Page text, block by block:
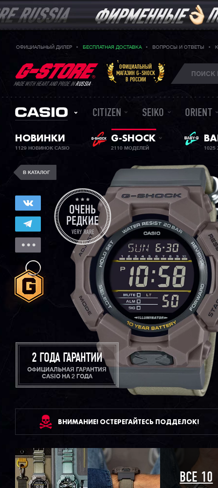
ОФИЦИАЛЬНЫЙ ДИЛЕР БЕСПЛАТНАЯ ДОСТАВКА ВОПРОСЫ И ОТВЕТЫ
MADE WITH HEART AND PRIDE INRUSSIA
ОФИЦИАЛЬНЫЙ
МАГАЗИН G-SHOCK
В РОССИИ
CITIZEN SEIKO ORIENT
НОВИНКИ
1129 НОВИНОК CASIO
G-SHOCK
2110 МОДЕЛЕЙ
В КАТАЛОГ
2 ГОДА ГАРАНТИИ
ОФИЦИАЛЬНАЯ ГАРАНТИЯ
CASIO НА 2 ГОДА
ВНИМАНИЕ! ОСТЕРЕГАЙТЕСЬ ПОДДЕЛОК!
ВСЕ 10